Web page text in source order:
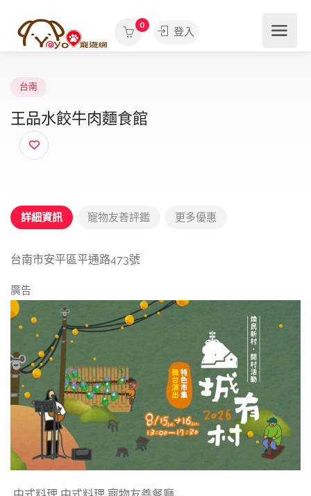
0
登入
台南
王品水餃牛肉麵食館
詳細資訊 寵物友善評鑑 更多優惠
台南市安平區平通路473號
廣告